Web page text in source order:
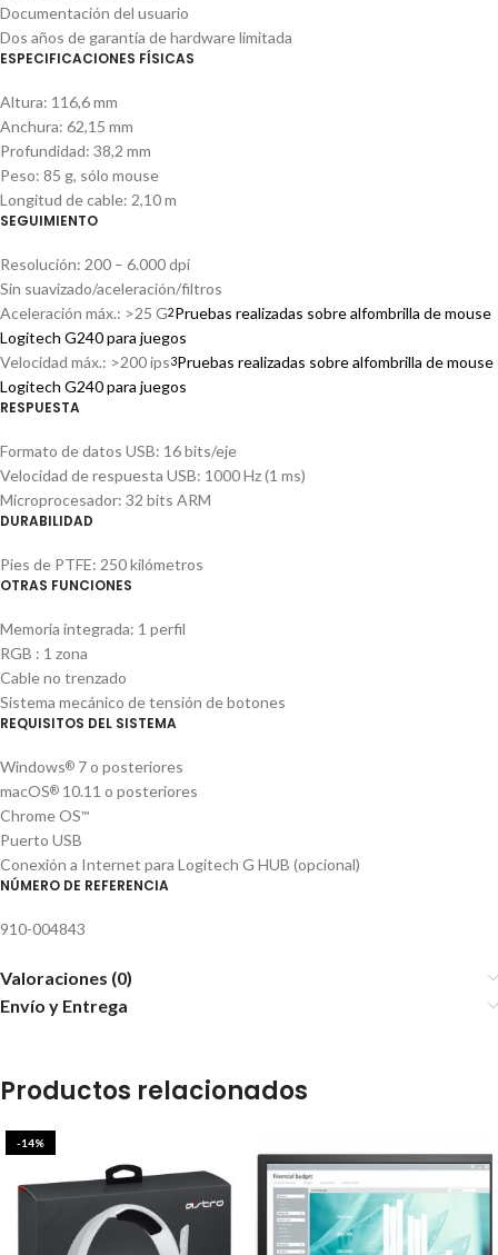
Documentación del usuario
Dos años de garantía de hardware limitada
ESPECIFICACIONES FÍSICAS
Altura: 116,6 mm
Anchura: 62,15 mm
Profundidad: 38,2 mm
Peso: 85 g, sólo mouse
Longitud de cable: 2,10 m
SEGUIMIENTO
Resolución: 200 – 6.000 dpi
Sin suavizado/aceleración/filtros
Aceleración máx.: >25 G2Pruebas realizadas sobre alfombrilla de mouse
Logitech G240 para juegos
Velocidad máx.: >200 ips3Pruebas realizadas sobre alfombrilla de mouse
Logitech G240 para juegos
RESPUESTA
Formato de datos USB: 16 bits/eje
Velocidad de respuesta USB: 1000 Hz (1 ms)
Microprocesador: 32 bits ARM
DURABILIDAD
Pies de PTFE: 250 kilómetros
OTRAS FUNCIONES
Memoria integrada: 1 perfil
RGB : 1 zona
Cable no trenzado
Sistema mecánico de tensión de botones
REQUISITOS DEL SISTEMA
Windows® 7 o posteriores
macOS® 10.11 o posteriores
Chrome OS™
Puerto USB
Conexión a Internet para Logitech G HUB (opcional)
NÚMERO DE REFERENCIA
910-004843
Valoraciones (0)
Envío y Entrega
Productos relacionados
-14%